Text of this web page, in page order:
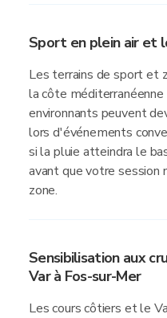
Sport en plein air et
Les terrains de sport et
la côte
environnants peuvent
lors d'événements
si la pluie atteindra le
avant que votre session
zone.
Sensibilisation aux
Var à Fos-sur-Mer
Les cours côtiers et le